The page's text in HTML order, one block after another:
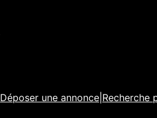
Déposer une annonce Recherche